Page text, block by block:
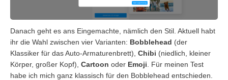
Danach geht es ans Eingemachte, nämlich den Stil. Aktuell habt
ihr die Wahl zwischen vier Varianten: Bobblehead (der
Klassiker für das Auto-Armaturenbrett), Chibi (niedlich, kleiner
Körper, großer Kopf), Cartoon oder Emoji . Für meinen Test
habe ich mich ganz klassisch für den Bobblehead entschieden.